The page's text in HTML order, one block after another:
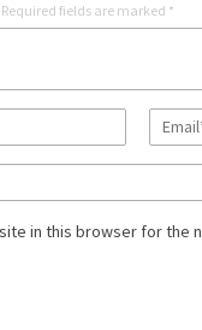
Required fields are marked *
in this browser for the